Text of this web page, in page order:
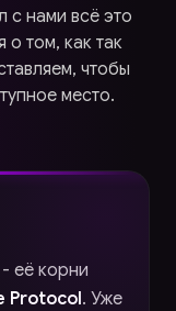
с нами всё это
о том, как так
чтобы
место.
её корни
Protocol. Уже